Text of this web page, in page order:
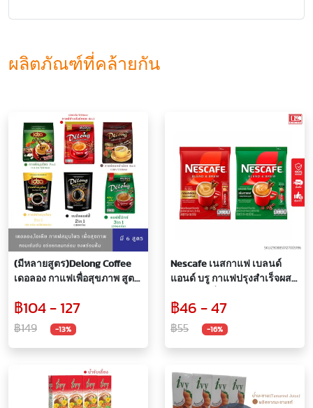
ผลิตภัณฑ์ที่คล้ายกัน
(มีหลายสูตร)Delong Coffee
เดอลอง กาแฟเพื่อสุขภาพ สูตร
4in1,กาแฟดำข้าวสังข์
หยด,กาแฟดำ
สมุนไพร,สมุนไพร 7in 1,คอฟฟี่
฿104 - 127
฿149 -13%
Nescafe เนสกาแฟ เบลนด์
แอนด์ บรู กาแฟปรุงสำเร็จผสม
9 ซอง
฿46 - 47
฿55 -16%